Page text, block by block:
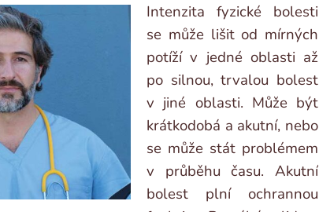
Intenzita fyzické bolesti
se může lišit od mírných
potíží v jedné oblasti až
po silnou, trvalou bolest
v jiné oblasti. Může být
krátkodobá a akutní, nebo
se může stát problémem
v průběhu času. Akutní
bolest plní ochrannou